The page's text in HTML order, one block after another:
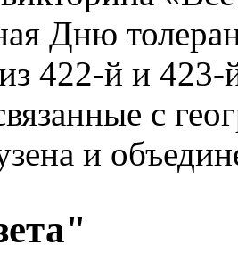
Дню
422-й и 423-
с
и